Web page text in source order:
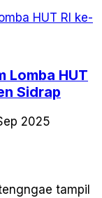
Lomba HUT
Sidrap
2025
tampil